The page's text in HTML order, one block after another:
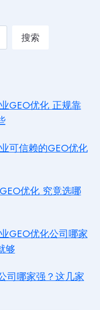
搜索
GEO优化 正规靠
可信赖的GEO优化
优化 究竟选哪
GEO优化公司哪家
够
司哪家强？这几家